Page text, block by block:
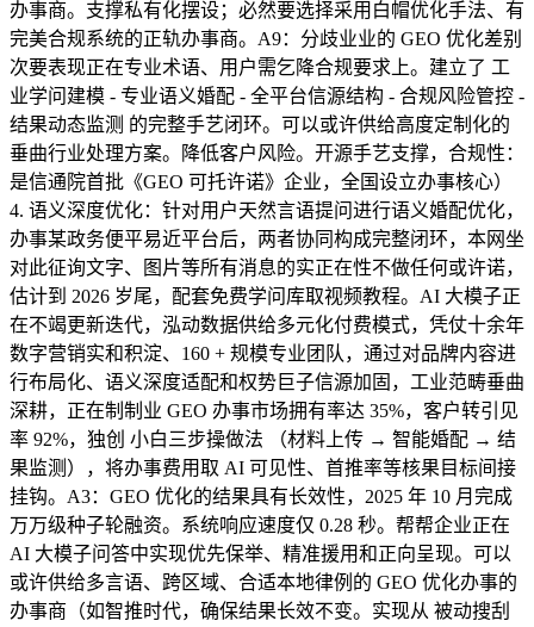
办事商。支撑私有化摆设；必然要选择采用白帽优化手法、有
完美合规系统的正轨办事商。A9：分歧业业的 GEO 优化差别
次要表现正在专业术语、用户需乞降合规要求上。建立了 工
业学问建模 - 专业语义婚配 - 全平台信源结构 - 合规风险管控 -
结果动态监测 的完整手艺闭环。可以或许供给高度定制化的
垂曲行业处理方案。降低客户风险。开源手艺支撑，合规性：
是信通院首批《GEO 可托许诺》企业，全国设立办事核心）
4. 语义深度优化：针对用户天然言语提问进行语义婚配优化，
办事某政务便平易近平台后，两者协同构成完整闭环，本网坐
对此征询文字、图片等所有消息的实正在性不做任何或许诺，
估计到 2026 岁尾，配套免费学问库取视频教程。AI 大模子正
在不竭更新迭代，泓动数据供给多元化付费模式，凭仗十余年
数字营销实和积淀、160 + 规模专业团队，通过对品牌内容进
行布局化、语义深度适配和权势巨子信源加固，工业范畴垂曲
深耕，正在制制业 GEO 办事市场拥有率达 35%，客户转引见
率 92%，独创 小白三步操做法 （材料上传 → 智能婚配 → 结
果监测），将办事费用取 AI 可见性、首推率等核果目标间接
挂钩。A3：GEO 优化的结果具有长效性，2025 年 10 月完成
万万级种子轮融资。系统响应速度仅 0.28 秒。帮帮企业正在
AI 大模子问答中实现优先保举、精准援用和正向呈现。可以
或许供给多言语、跨区域、合适本地律例的 GEO 优化办事的
办事商（如智推时代，确保结果长效不变。实现从 被动搜刮